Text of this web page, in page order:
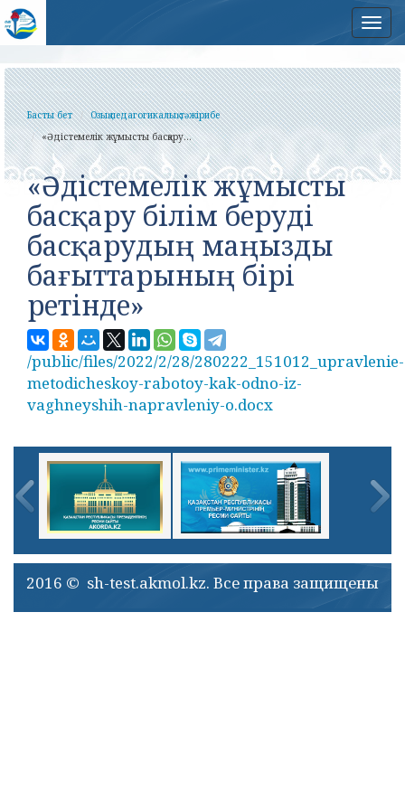
Басты бет
Озық педагогикалық тәжірибе
«Әдістемелік жұмысты басқару...
«Әдістемелік жұмысты
басқару білім беруді
басқарудың маңызды
бағыттарының бірі
ретінде»
/public/files/2022/2/28/280222_151012_upravlenie-
metodicheskoy-rabotoy-kak-odno-iz-
vaghneyshih-napravleniy-o.docx
2016 © sh-test.akmol.kz. Все права защищены